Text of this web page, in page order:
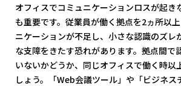
オフィスでコミュニケーションロスが起き
も重要です。従業員が働く拠点を2ヵ所以
ニケーションが不足し、小さな認識のズレ
な支障をきたす恐れがあります。拠点間で
いないかどうか、同じオフィスで働く時以
しょう。「Web会議ツール」や「ビジネス